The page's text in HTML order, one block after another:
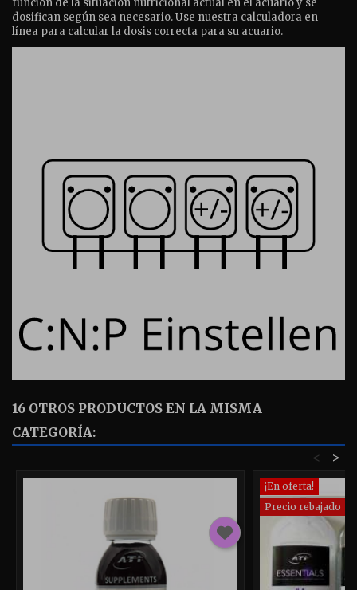
función de la situación nutricional actual en el acuario y se
dosifican según sea necesario. Use nuestra calculadora en
línea para calcular la dosis correcta para su acuario.
16 OTROS PRODUCTOS EN LA MISMA
CATEGORÍA:
>
<
¡En oferta!
Precio rebajado